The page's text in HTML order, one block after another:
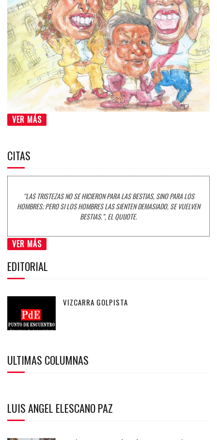
VER MÁS
CITAS
“LAS TRISTEZAS NO SE HICIERON PARA LAS BESTIAS, SINO PARA LOS
HOMBRES; PERO SI LOS HOMBRES LAS SIENTEN DEMASIADO, SE VUELVEN
BESTIAS.”, EL QUIJOTE.
VER MÁS
EDITORIAL
VIZCARRA GOLPISTA
ULTIMAS COLUMNAS
LUIS ANGEL ELESCANO PAZ